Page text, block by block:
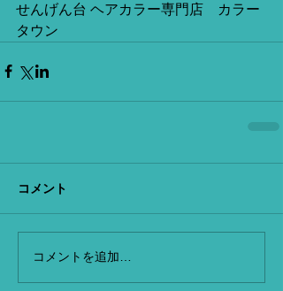
せんげん台 ヘアカラー専門店　カラー
タウン
コメント
コメントを追加…